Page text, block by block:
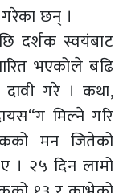
छन् ।
दर्शक स्वयंबाट
भएकोले बढि
दावी गरे । कथा,
मिल्ने गरि
मन जितेको
। २५ दिन लामो